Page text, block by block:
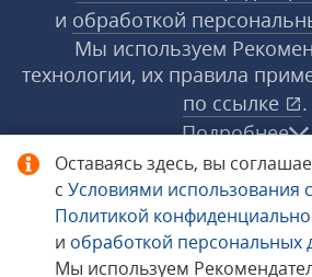
Оставаясь здесь, вы
с Условиями использования
Политикой
и обработкой персональных
Мы используем
и обработкой
Мы используем
технологии, их правила
по ссылке
.
Подробнее
© 1998−2026 «1С‑Рарус»
защищены.